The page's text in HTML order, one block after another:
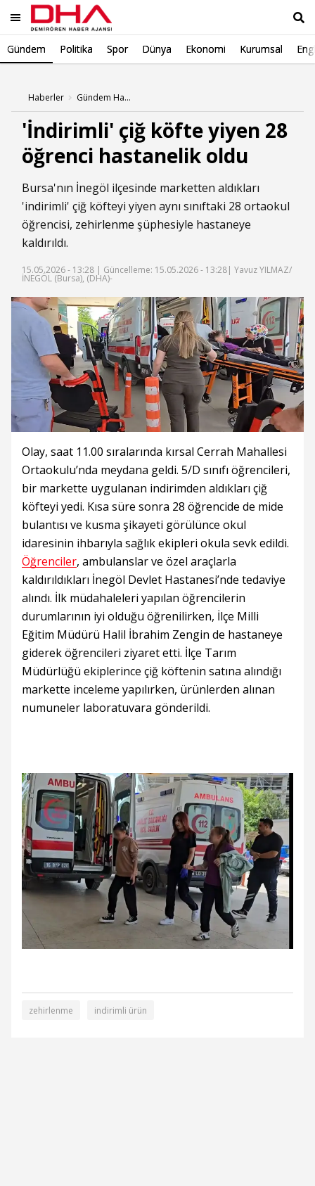
Gündem Politika Spor Dünya Ekonomi Kurumsal
Haberler Gündem Haberleri
'İndirimli' çiğ köfte yiyen 28
öğrenci hastanelik oldu
Bursa'nın İnegöl ilçesinde marketten aldıkları
'indirimli' çiğ köfteyi yiyen aynı sınıftaki 28 ortaokul
öğrencisi, zehirlenme şüphesiyle hastaneye
kaldırıldı.
15.05.2026 - 13:28 | Güncelleme: 15.05.2026 - 13:28| Yavuz YILMAZ/
İNEGÖL (Bursa), (DHA)-
Olay, saat 11.00 sıralarında kırsal Cerrah Mahallesi
Ortaokulu’nda meydana geldi. 5/D sınıfı öğrencileri,
bir markette uygulanan indirimden aldıkları çiğ
köfteyi yedi. Kısa süre sonra 28 öğrencide de mide
bulantısı ve kusma şikayeti görülünce okul
idaresinin ihbarıyla sağlık ekipleri okula sevk edildi.
Öğrenciler, ambulanslar ve özel araçlarla
kaldırıldıkları İnegöl Devlet Hastanesi’nde tedaviye
alındı. İlk müdahaleleri yapılan öğrencilerin
durumlarının iyi olduğu öğrenilirken, İlçe Milli
Eğitim Müdürü Halil İbrahim Zengin de hastaneye
giderek öğrencileri ziyaret etti. İlçe Tarım
Müdürlüğü ekiplerince çiğ köftenin satına alındığı
markette inceleme yapılırken, ürünlerden alınan
numuneler laboratuvara gönderildi.
zehirlenme indirimli ürün